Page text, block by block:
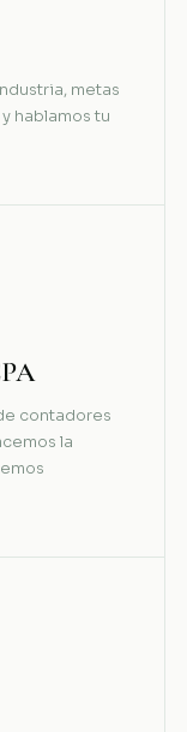
metas
hablamos tu
contadores
la